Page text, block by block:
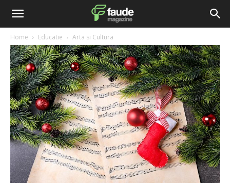
Home Educatie Arta si Cultura